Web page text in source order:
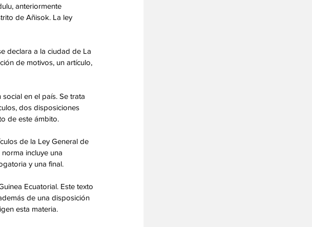
anteriormente
de Añisok. La ley
declara a la ciudad de La
de motivos, un artículo,
en el país. Se trata
dos disposiciones
de este ámbito.
de la Ley General de
incluye una
y una final.
Ecuatorial. Este texto
de una disposición
esta materia.